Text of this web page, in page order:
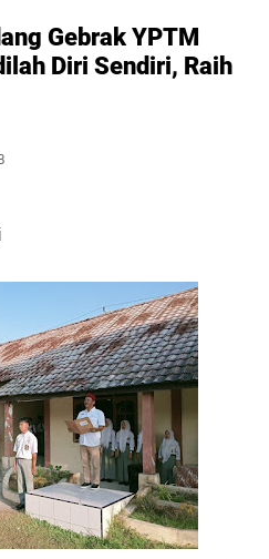
Gebrak YPTM
Diri Sendiri, Raih